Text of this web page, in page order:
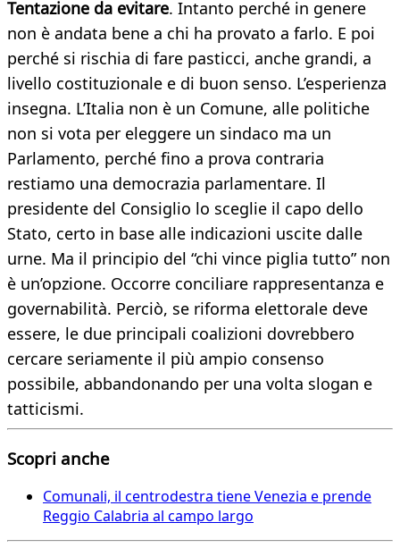
Tentazione da evitare. Intanto perché in genere
non è andata bene a chi ha provato a farlo. E poi
perché si rischia di fare pasticci, anche grandi, a
livello costituzionale e di buon senso. L’esperienza
insegna. L’Italia non è un Comune, alle politiche
non si vota per eleggere un sindaco ma un
Parlamento, perché fino a prova contraria
restiamo una democrazia parlamentare. Il
presidente del Consiglio lo sceglie il capo dello
Stato, certo in base alle indicazioni uscite dalle
urne. Ma il principio del “chi vince piglia tutto” non
è un’opzione. Occorre conciliare rappresentanza e
governabilità. Perciò, se riforma elettorale deve
essere, le due principali coalizioni dovrebbero
cercare seriamente il più ampio consenso
possibile, abbandonando per una volta slogan e
tatticismi.
Scopri anche
Comunali, il centrodestra tiene Venezia e prende
Reggio Calabria al campo largo